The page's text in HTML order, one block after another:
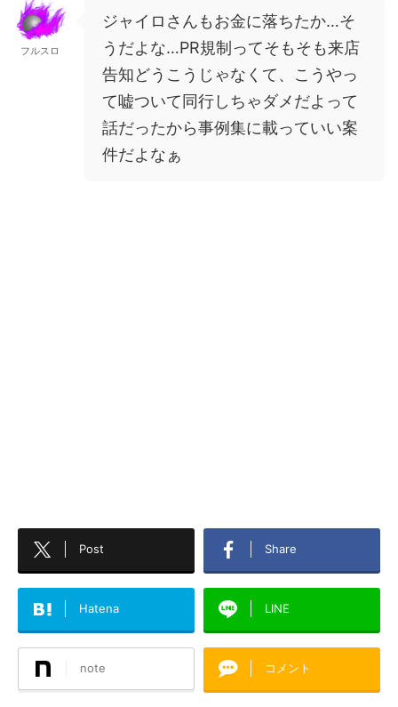
フルスロ
ジャイロさんもお金に落ちたか…そ
うだよな…PR規制ってそもそも来店
告知どうこうじゃなくて、こうやっ
て嘘ついて同行しちゃダメだよって
話だったから事例集に載っていい案
件だよなぁ
Post Share
Hatena LINE
note コメント